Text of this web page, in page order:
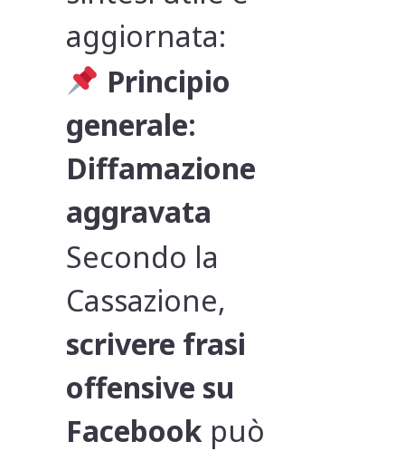
aggiornata:
Principio
generale:
Diffamazione
aggravata
Secondo la
Cassazione,
scrivere frasi
offensive su
Facebook può